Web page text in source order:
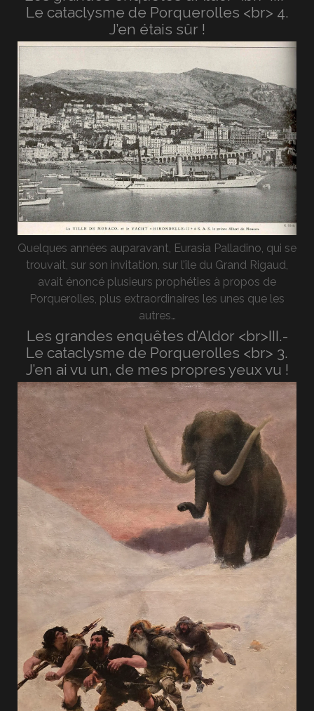
Le cataclysme de Porquerolles <br> 4.
J’en étais sûr !
Quelques années auparavant, Eurasia Palladino, qui se
trouvait, sur son invitation, sur l’île du Grand Rigaud,
avait énoncé plusieurs prophéties à propos de
Porquerolles, plus extraordinaires les unes que les
autres…
Les grandes enquêtes d’Aldor <br>III.-
Le cataclysme de Porquerolles <br> 3.
J’en ai vu un, de mes propres yeux vu !